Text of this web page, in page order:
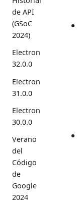
de API
(GSoC
2024)
Electron
32.0.0
Electron
31.0.0
Electron
30.0.0
Verano
del
Código
de
Google
2024